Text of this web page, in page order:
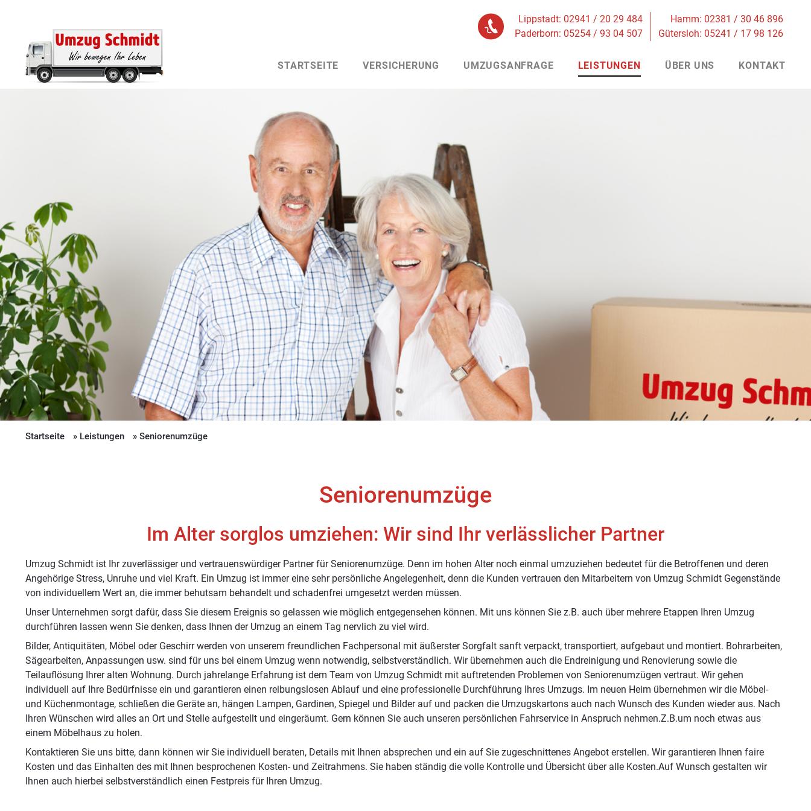
Lippstadt: 02941 / 20 29 484
Paderborn: 05254 / 93 04 507
Hamm: 02381 / 30 46 896
Gütersloh: 05241 / 17 98 126
STARTSEITE VERSICHERUNG UMZUGSANFRAGE
LEISTUNGEN
ÜBER UNS KONTAKT
Startseite Leistungen Seniorenumzüge
Seniorenumzüge
Im Alter sorglos umziehen: Wir sind Ihr verlässlicher Partner
Umzug Schmidt ist Ihr zuverlässiger und vertrauenswürdiger Partner für Seniorenumzüge. Denn im hohen Alter noch einmal umzuziehen bedeutet für die Betroffenen und deren
Angehörige Stress, Unruhe und viel Kraft. Ein Umzug ist immer eine sehr persönliche Angelegenheit, denn die Kunden vertrauen den Mitarbeitern von Umzug Schmidt Gegenstände
von individuellem Wert an, die immer behutsam behandelt und schadenfrei umgesetzt werden müssen.
Unser Unternehmen sorgt dafür, dass Sie diesem Ereignis so gelassen wie möglich entgegensehen können. Mit uns können Sie z.B. auch über mehrere Etappen Ihren Umzug
durchführen lassen wenn Sie denken, dass Ihnen der Umzug an einem Tag nervlich zu viel wird.
Bilder, Antiquitäten, Möbel oder Geschirr werden von unserem freundlichen Fachpersonal mit äußerster Sorgfalt sanft verpackt, transportiert, aufgebaut und montiert. Bohrarbeiten,
Sägearbeiten, Anpassungen usw. sind für uns bei einem Umzug wenn notwendig, selbstverständlich. Wir übernehmen auch die Endreinigung und Renovierung sowie die
Teilauflösung Ihrer alten Wohnung. Durch jahrelange Erfahrung ist dem Team von Umzug Schmidt mit auftretenden Problemen von Seniorenumzügen vertraut. Wir gehen
individuell auf Ihre Bedürfnisse ein und garantieren einen reibungslosen Ablauf und eine professionelle Durchführung Ihres Umzugs. Im neuen Heim übernehmen wir die Möbel-
und Küchenmontage, schließen die Geräte an, hängen Lampen, Gardinen, Spiegel und Bilder auf und packen die Umzugskartons auch nach Wunsch des Kunden wieder aus. Nach
Ihren Wünschen wird alles an Ort und Stelle aufgestellt und eingeräumt. Gern können Sie auch unseren persönlichen Fahrservice in Anspruch nehmen.Z.B.um noch etwas aus
einem Möbelhaus zu holen.
Kontaktieren Sie uns bitte, dann können wir Sie individuell beraten, Details mit Ihnen absprechen und ein auf Sie zugeschnittenes Angebot erstellen. Wir garantieren Ihnen faire
Kosten und das Einhalten des mit Ihnen besprochenen Kosten- und Zeitrahmens. Sie haben ständig die volle Kontrolle und Übersicht über alle Kosten.Auf Wunsch gestalten wir
Ihnen auch hierbei selbstverständlich einen Festpreis für Ihren Umzug.